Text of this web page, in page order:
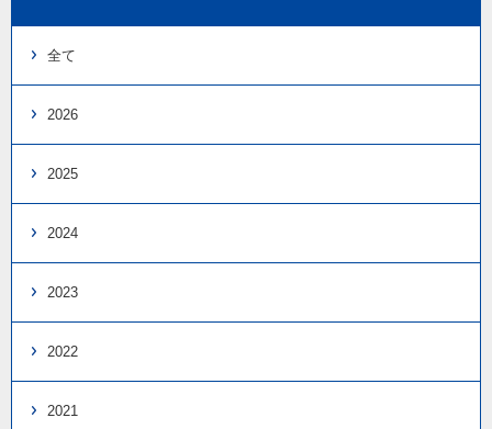
全て
2026
2025
2024
2023
2022
2021